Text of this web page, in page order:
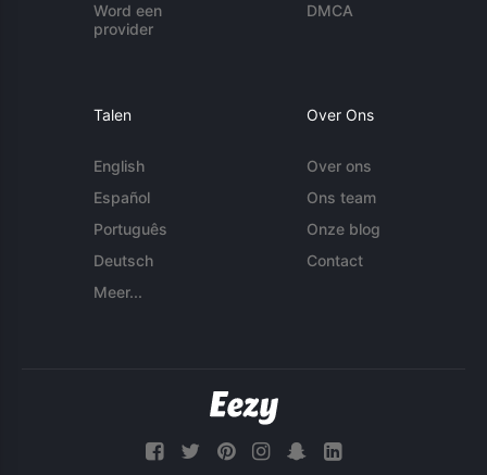
Word een
provider
DMCA
Talen
English
Español
Português
Deutsch
Meer...
Over Ons
Over ons
Ons team
Onze blog
Contact